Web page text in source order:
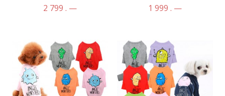
2 799 . — 1 999 . —